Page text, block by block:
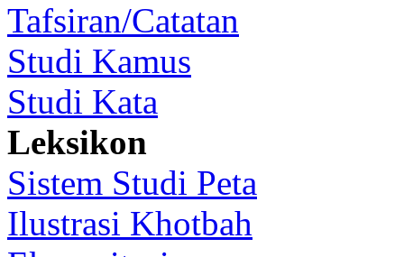
Tafsiran/Catatan
Studi Kamus
Studi Kata
Leksikon
Sistem Studi Peta
Ilustrasi Khotbah